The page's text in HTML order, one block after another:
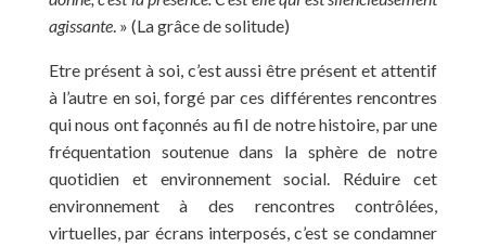
agissante. » (La grâce de solitude)
Etre présent à soi, c’est aussi être présent et attentif
à l’autre en soi, forgé par ces différentes rencontres
qui nous ont façonnés au fil de notre histoire, par une
fréquentation soutenue dans la sphère de notre
quotidien et environnement social. Réduire cet
environnement à des rencontres contrôlées,
virtuelles, par écrans interposés, c’est se condamner